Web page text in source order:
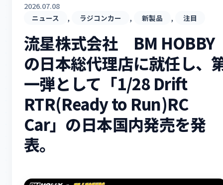
2026.07.08
ニュース , ラジコンカー , 新製品 , 注目
流星株式会社 BM HOBBY
の日本総代理店に就任し、
一弾として「1/28 Drift
RTR(Ready to Run)RC
Car」の日本国内発売を発
表。